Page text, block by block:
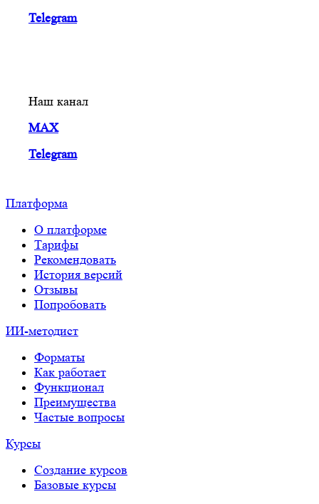
Telegram
Наш канал
MAX
Telegram
Платформа
О платформе
Тарифы
Рекомендовать
История версий
Отзывы
Попробовать
ИИ-методист
Форматы
Как работает
Функционал
Преимущества
Частые вопросы
Курсы
Создание курсов
Базовые курсы